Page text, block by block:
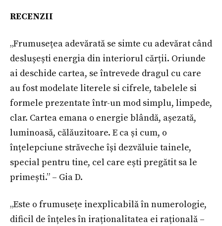
RECENZII
„Frumusețea adevărată se simte cu adevărat când
deslușești energia din interiorul cărții. Oriunde
ai deschide cartea, se întrevede dragul cu care
au fost modelate literele si cifrele, tabelele si
formele prezentate într-un mod simplu, limpede,
clar. Cartea emana o energie blândă, așezată,
luminoasă, călăuzitoare. E ca și cum, o
înțelepciune străveche își dezvăluie tainele,
special pentru tine, cel care ești pregătit sa le
primești.” – Gia D.
„Este o frumusețe inexplicabilă în numerologie,
dificil de înțeles în iraționalitatea ei rațională –